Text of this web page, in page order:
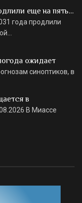
еще на пять…
года продлили
ожидает
синоптиков, в
в
В Миассе